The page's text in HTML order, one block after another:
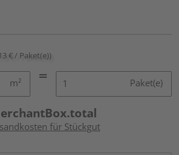
€ / Paket(e))
m² Paket(e)
für Stückgut